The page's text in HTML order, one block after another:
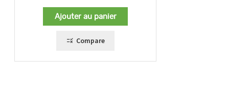
Ajouter au panier
Compare